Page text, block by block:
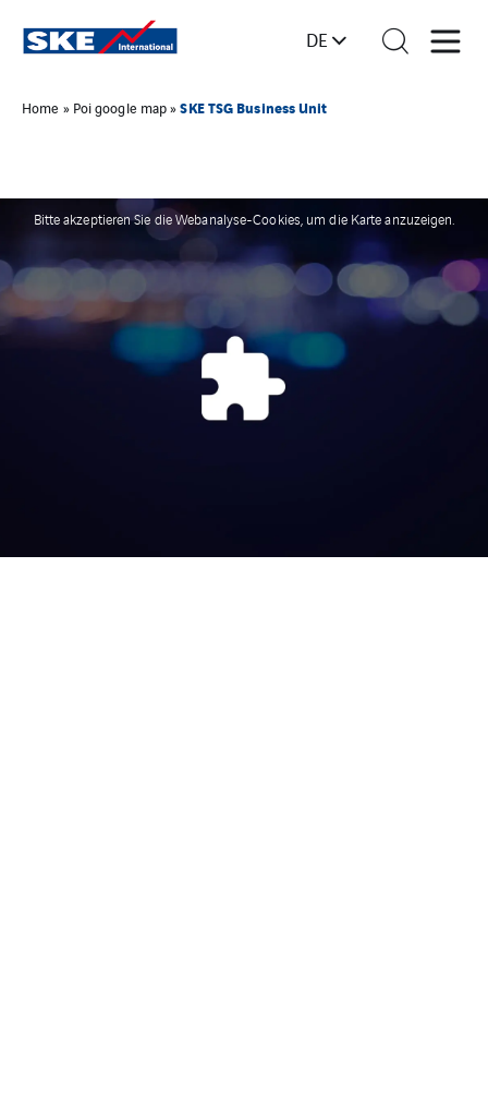
DE
Home » Poi google map»SKE TSG Business Unit
Bitte akzeptieren Sie die Webanalyse-Cookies, um die Karte anzuzeigen.